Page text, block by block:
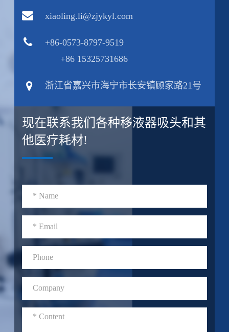
xiaoling.li@zjykyl.com
+86-0573-8797-9519
+86 15325731686
浙江省嘉兴市海宁市长安镇顾家路21号
现在联系我们各种移液器吸头和其
他医疗耗材!